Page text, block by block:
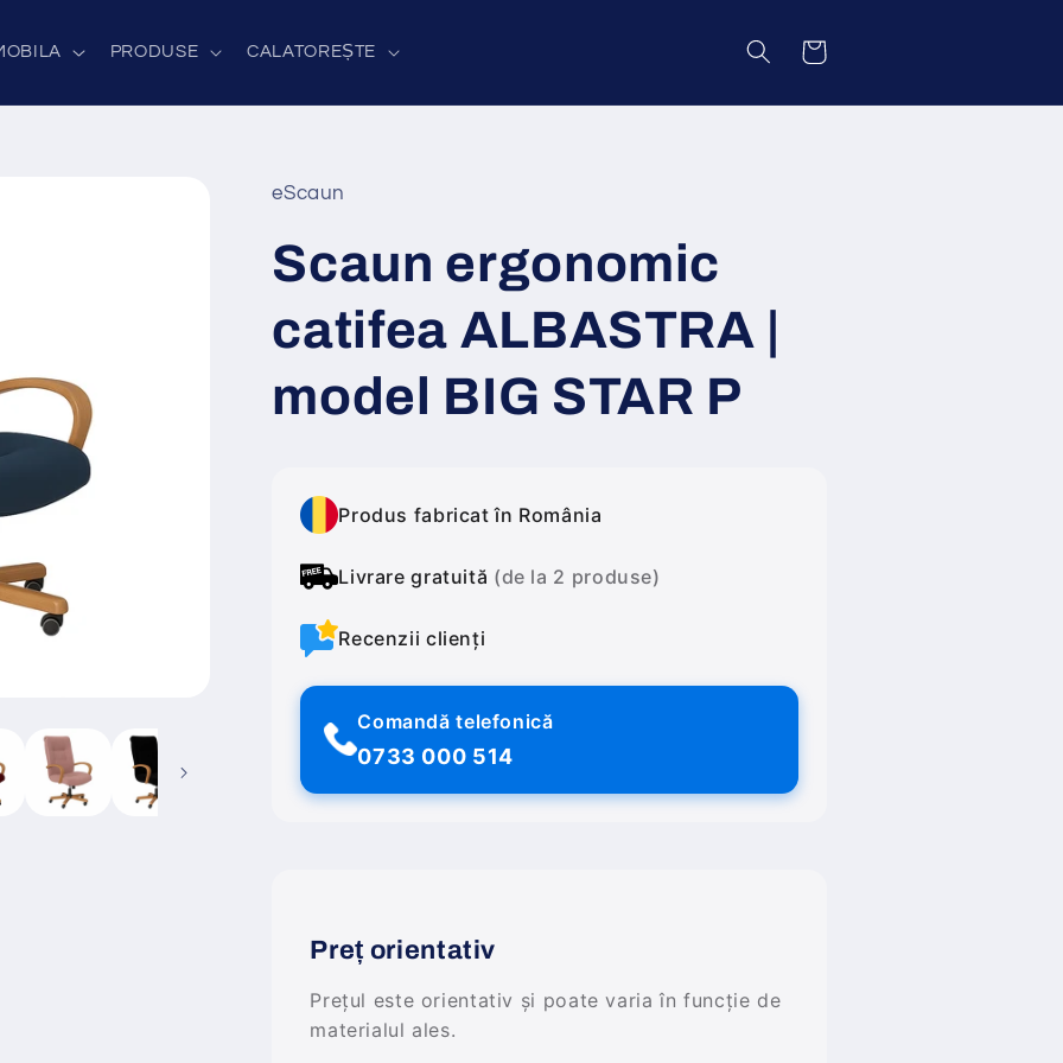
PRODUSE CALATOREȘTE Coș
eScaun
Scaun ergonomic
catifea ALBASTRA |
model BIG STAR P
Produs fabricat în România
Livrare gratuită (de la 2 produse)
Recenzii clienți
Comandă telefonică
0733 000 514
Preț orientativ
Prețul este orientativ și poate varia în funcție de
materialul ales.